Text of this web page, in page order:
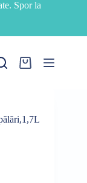
Spor la
Coș